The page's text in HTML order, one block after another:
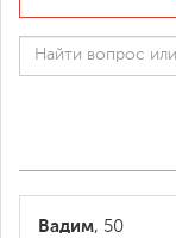
Вадим, 50